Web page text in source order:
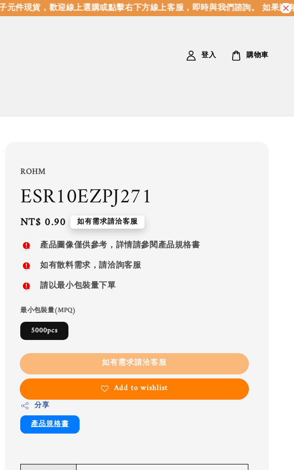
件現貨，歡迎線上選購或點擊右下方線上客服，即時與我們諮詢。 如果沒有
登入 購物車
ROHM
ESR10EZPJ271
Regular
price
NT$ 0.90 如有需求請洽客服
產品圖像僅供參考，詳情請參閱產品規格書
如有散料需求，請洽詢客服
請以最小包裝量下單
最小包裝量(MPQ)
5000pcs
如有需求請洽客服
Add to wishlist
分享
產品規格書